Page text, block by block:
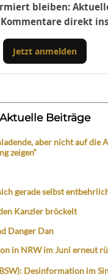
bleiben:
direkt
Jetzt anmelden
Aktuelle Beiträge
aber nicht auf die
zeigen“
gerade selbst
Kanzler bröckelt
Danger Dan
in NRW im Juni erneut
Desinformation im